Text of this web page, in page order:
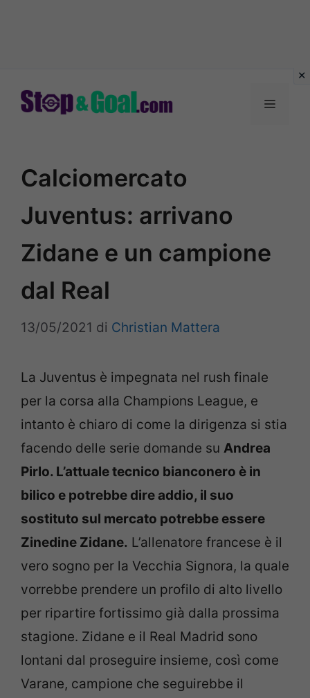
Menu
Calciomercato
Juventus: arrivano
Zidane e un campione
dal Real
13/05/2021 di Christian Mattera
La Juventus è impegnata nel rush finale
per la corsa alla Champions League, e
intanto è chiaro di come la dirigenza si stia
facendo delle serie domande su Andrea
Pirlo. L’attuale tecnico bianconero è in
bilico e potrebbe dire addio, il suo
sostituto sul mercato potrebbe essere
Zinedine Zidane. L’allenatore francese è il
vero sogno per la Vecchia Signora, la quale
vorrebbe prendere un profilo di alto livello
per ripartire fortissimo già dalla prossima
stagione. Zidane e il Real Madrid sono
lontani dal proseguire insieme, così come
Varane, campione che seguirebbe il